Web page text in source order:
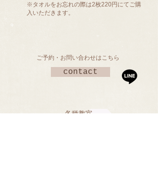
※タオルをお忘れの際は2枚220円にてご購
入いただきます。
​ご予約・お問い合わせはこちら
contact
各種教室